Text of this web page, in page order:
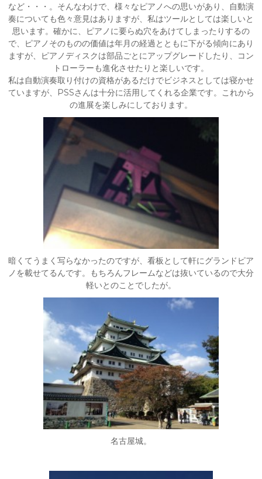
など・・・。そんなわけで、様々なピアノへの思いがあり、自動演
奏についても色々意見はありますが、私はツールとしては楽しいと
思います。確かに、ピアノに要らぬ穴をあけてしまったりするの
で、ピアノそのものの価値は年月の経過とともに下がる傾向にあり
ますが、ピアノディスクは部品ごとにアップグレードしたり、コン
トローラーも進化させたりと楽しいです。
私は自動演奏取り付けの資格があるだけでビジネスとしては寝かせ
ていますが、PSSさんは十分に活用してくれる企業です。これから
の進展を楽しみにしております。
暗くてうまく写らなかったのですが、看板として軒にグランドピア
ノを載せてるんです。もちろんフレームなどは抜いているので大分
軽いとのことでしたが。
名古屋城。